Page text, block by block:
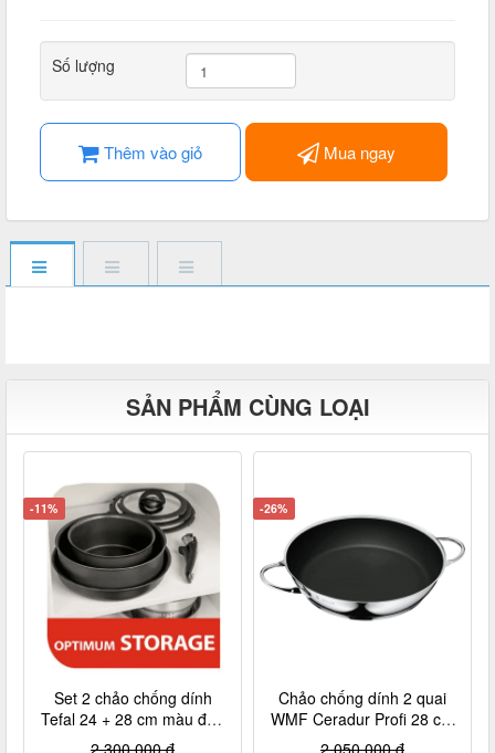
Số lượng
Thêm vào giỏ Mua ngay
SẢN PHẨM CÙNG LOẠI
-11%
Set 2 chảo chống dính
Tefal 24 + 28 cm màu đen
cán rời L6509205
-26%
Chảo chống dính 2 quai
WMF Ceradur Profi 28 cm
nội địa Đức